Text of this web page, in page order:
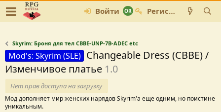
Войти Регистрация
Skyrim: Броня для тел CBBE-UNP-7B-ADEC etc
Mod's: Skyrim (SLE) Changeable Dress (СВВЕ) /
Изменчивое платье 1.0
Нет прав доступа на загрузку
Мод дополняет мир женских нарядов Skyrim'а еще одним, но поистине
уникальным.